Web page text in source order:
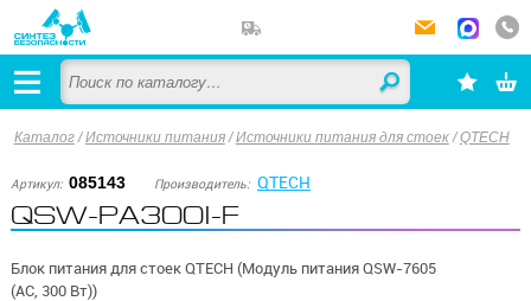
Каталог/Источники питания /Источники питания для стоек /QTECH
Артикул: 085143 Производитель: QTECH
QSW-PA300I-F
Блок питания для стоек QTECH (Модуль питания QSW-7605
(AC, 300 Вт))